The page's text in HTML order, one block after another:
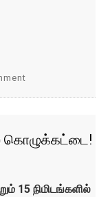
கொழுக்கட்டை!
15 நிமிடங்களில்